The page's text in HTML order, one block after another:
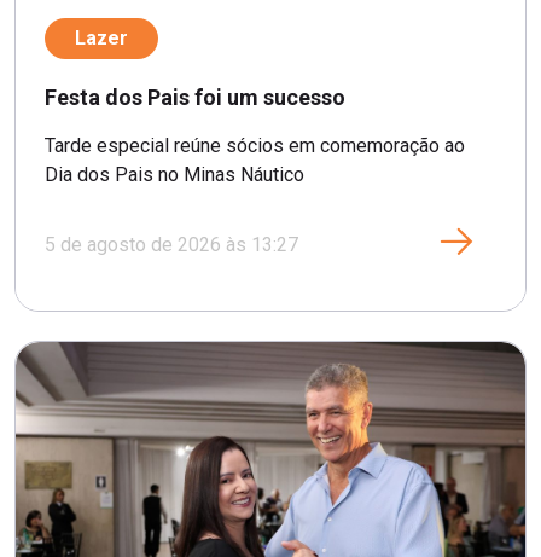
Lazer
Festa dos Pais foi um sucesso
Tarde especial reúne sócios em comemoração ao
Dia dos Pais no Minas Náutico
5 de agosto de 2026 às 13:27